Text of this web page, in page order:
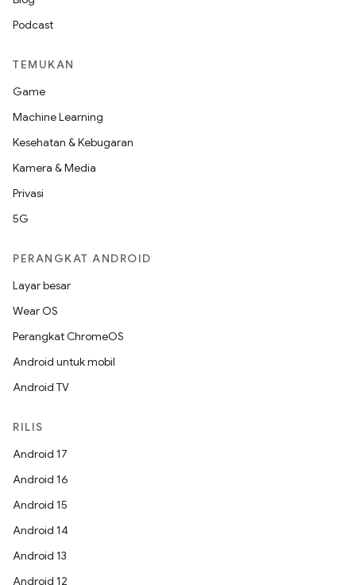
Podcast
TEMUKAN
Game
Machine Learning
Kesehatan & Kebugaran
Kamera & Media
Privasi
5G
PERANGKAT ANDROID
Layar besar
Wear OS
Perangkat ChromeOS
Android untuk mobil
Android TV
RILIS
Android 17
Android 16
Android 15
Android 14
Android 13
Android 12